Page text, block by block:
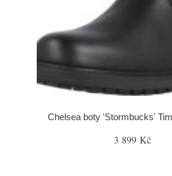
Chelsea boty 'Stormbucks'
3 899 Kč